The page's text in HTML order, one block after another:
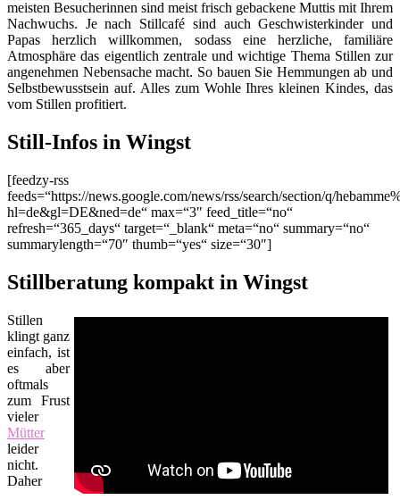
meisten Besucherinnen sind meist frisch gebackene Muttis mit Ihrem
Nachwuchs. Je nach Stillcafé sind auch Geschwisterkinder und
Papas herzlich willkommen, sodass eine herzliche, familiäre
Atmosphäre das eigentlich zentrale und wichtige Thema Stillen zur
angenehmen Nebensache macht. So bauen Sie Hemmungen ab und
Selbstbewusstsein auf. Alles zum Wohle Ihres kleinen Kindes, das
vom Stillen profitiert.
Still-Infos in Wingst
[feedzy-rss
feeds=“https://news.google.com/news/rss/search/section/q/
hl=de&gl=DE&ned=de“ max=“3″ feed_title=“no“
refresh=“365_days“ target=“_blank“ meta=“no“ summary=“no“
summarylength=“70″ thumb=“yes“ size=“30″]
Stillberatung kompakt in Wingst
Stillen
klingt ganz
einfach, ist
es aber
oftmals
zum Frust
vieler
Mütter
leider
nicht.
Daher